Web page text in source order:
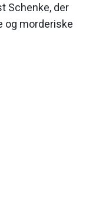
Schenke, der
og morderiske